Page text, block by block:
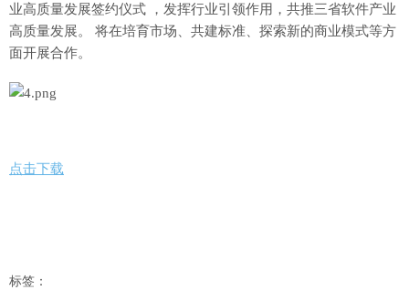
业高质量发展签约仪式 ，发挥行业引领作用，共推三省软件产业
高质量发展。 将在培育市场、共建标准、探索新的商业模式等方
面开展合作。
点击下载
标签：